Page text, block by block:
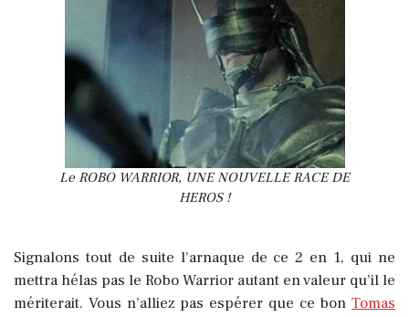
Le ROBO WARRIOR, UNE NOUVELLE RACE DE
HEROS !
Signalons tout de suite l’arnaque de ce 2 en 1, qui ne
mettra hélas pas le Robo Warrior autant en valeur qu’il le
mériterait. Vous n’alliez pas espérer que ce bon Tomas